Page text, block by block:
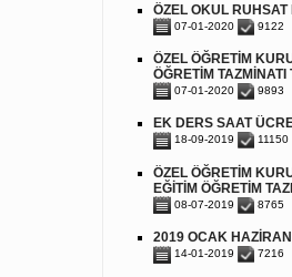
ÖZEL OKUL
07-01-2020 9122
ÖZEL ÖĞRETİM
ÖĞRETİM TAZMİNATI
07-01-2020 9893
EK DERS SAAT
18-09-2019 11150
ÖZEL ÖĞRETİM
EĞİTİM ÖĞRETİM
08-07-2019 8765
2019 OCAK
14-01-2019 7216